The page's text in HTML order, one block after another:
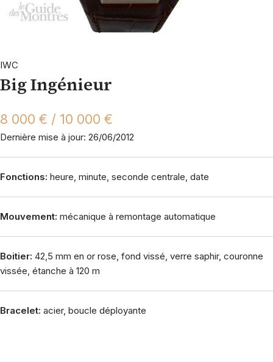
IWC
Big Ingénieur
8 000 € / 10 000 €
Dernière mise à jour: 26/06/2012
Fonctions: heure, minute, seconde centrale, date
Mouvement: mécanique à remontage automatique
Boitier: 42,5 mm en or rose, fond vissé, verre saphir, couronne
vissée, étanche à 120 m
Bracelet: acier, boucle déployante